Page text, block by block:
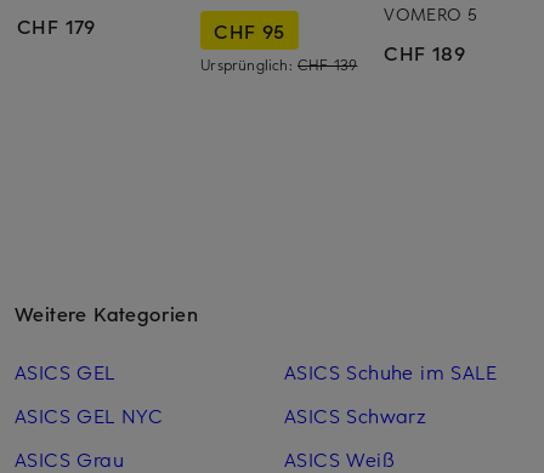
CHF 179 CHF 95
Ursprünglich: CHF 139
VOMERO 5
CHF 189
Weitere Kategorien
ASICS GEL
ASICS GEL NYC
ASICS Grau
ASICS Schuhe im SALE
ASICS Schwarz
ASICS Weiß